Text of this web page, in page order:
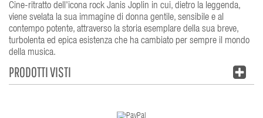
Cine-ritratto dell'icona rock Janis Joplin in cui, dietro la leggenda,
viene svelata la sua immagine di donna gentile, sensibile e al
contempo potente, attraverso la storia esemplare della sua breve,
turbolenta ed epica esistenza che ha cambiato per sempre il mondo
della musica.
PRODOTTI VISTI